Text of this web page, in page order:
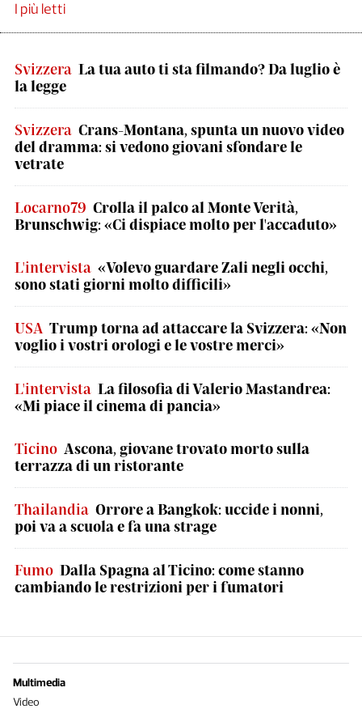
I più letti
Svizzera La tua auto ti sta filmando? Da luglio è
la legge
Svizzera Crans-Montana, spunta un nuovo video
del dramma: si vedono giovani sfondare le
vetrate
Locarno79 Crolla il palco al Monte Verità,
Brunschwig: «Ci dispiace molto per l'accaduto»
L'intervista «Volevo guardare Zali negli occhi,
sono stati giorni molto difficili»
USA Trump torna ad attaccare la Svizzera: «Non
voglio i vostri orologi e le vostre merci»
L'intervista La filosofia di Valerio Mastandrea:
«Mi piace il cinema di pancia»
Ticino Ascona, giovane trovato morto sulla
terrazza di un ristorante
Thailandia Orrore a Bangkok: uccide i nonni,
poi va a scuola e fa una strage
Fumo Dalla Spagna al Ticino: come stanno
cambiando le restrizioni per i fumatori
Multimedia
Video